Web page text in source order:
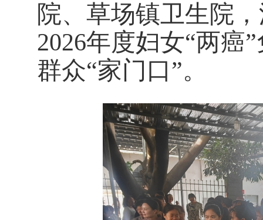
院、草场镇卫生院
2026年度妇女“两癌”
群众“家门口”。